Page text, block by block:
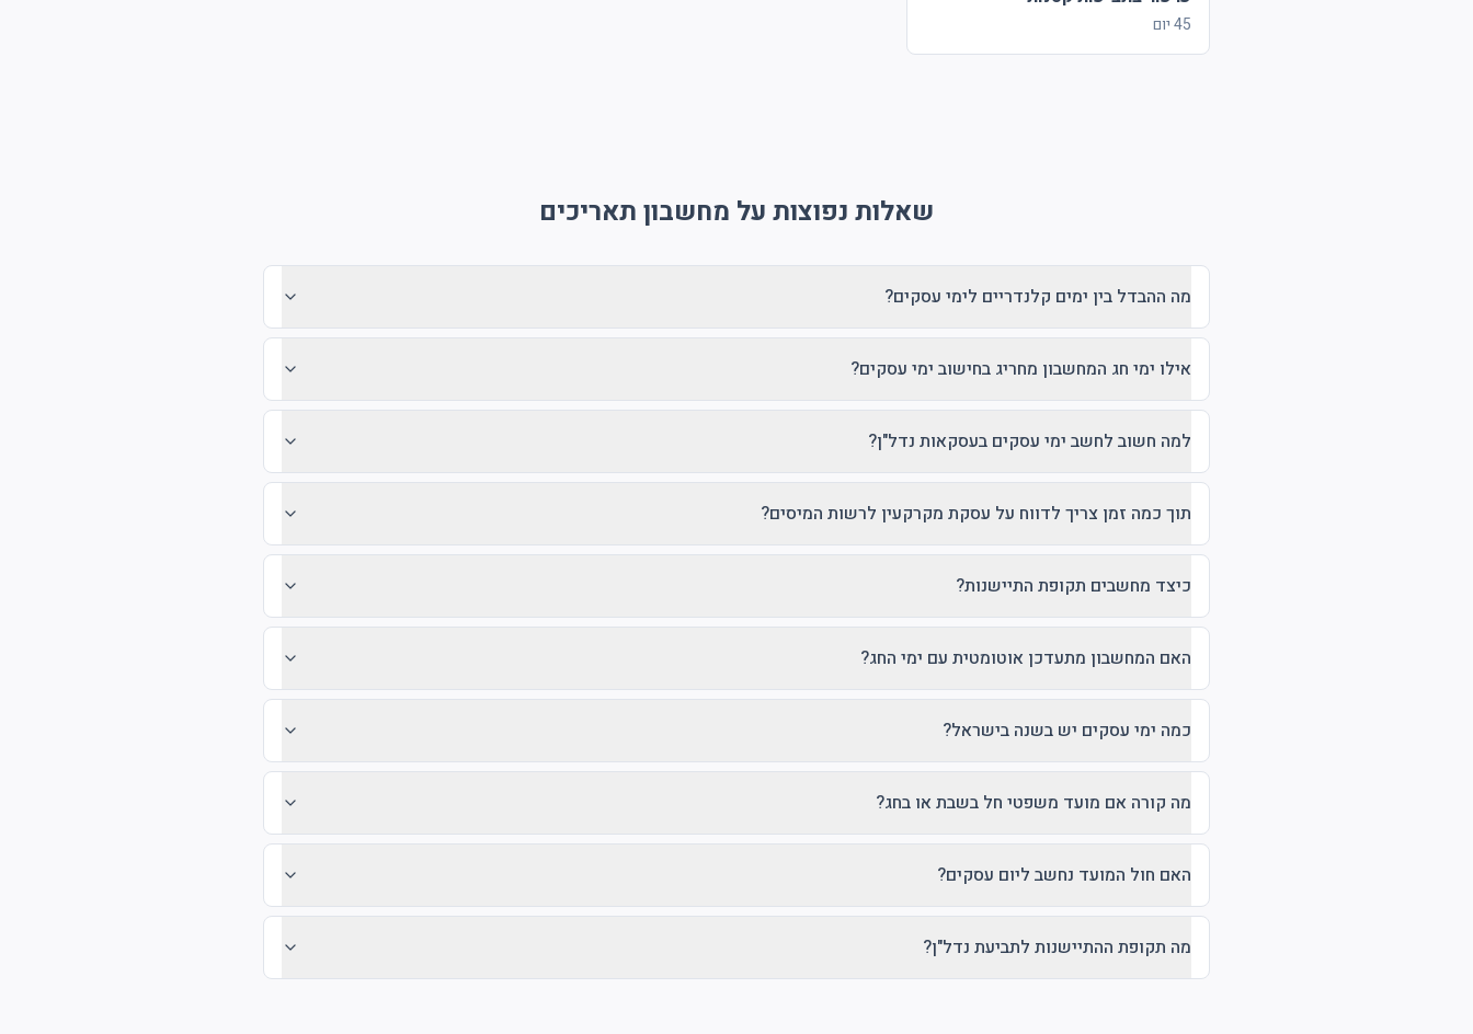
45 יום
שאלות נפוצות על מחשבון תאריכים
מה ההבדל בין ימים קלנדריים לימי עסקים?
אילו ימי חג המחשבון מחריג בחישוב ימי עסקים?
למה חשוב לחשב ימי עסקים בעסקאות נדל"ן?
תוך כמה זמן צריך לדווח על עסקת מקרקעין לרשות המיסים?
כיצד מחשבים תקופת התיישנות?
האם המחשבון מתעדכן אוטומטית עם ימי החג?
כמה ימי עסקים יש בשנה בישראל?
מה קורה אם מועד משפטי חל בשבת או בחג?
האם חול המועד נחשב ליום עסקים?
מה תקופת ההתיישנות לתביעת נדל"ן?